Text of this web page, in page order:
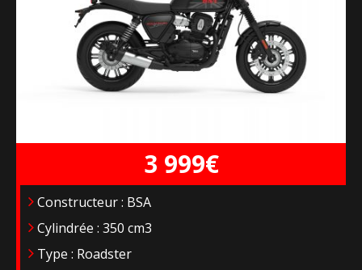
3 999€
Constructeur : BSA
Cylindrée : 350 cm3
Type : Roadster